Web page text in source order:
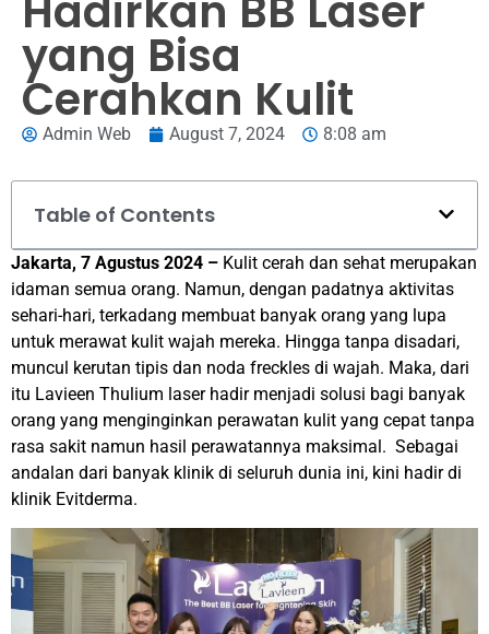
yang Bisa
Cerahkan Kulit
Admin Web August 7, 2024 8:08 am
Table of Contents
Jakarta, 7 Agustus 2024 – Kulit cerah dan sehat merupakan
idaman semua orang. Namun, dengan padatnya aktivitas
sehari-hari, terkadang membuat banyak orang yang lupa
untuk merawat kulit wajah mereka. Hingga tanpa disadari,
muncul kerutan tipis dan noda freckles di wajah. Maka, dari
itu Lavieen Thulium laser hadir menjadi solusi bagi banyak
orang yang menginginkan perawatan kulit yang cepat tanpa
rasa sakit namun hasil perawatannya maksimal. Sebagai
andalan dari banyak klinik di seluruh dunia ini, kini hadir di
klinik Evitderma.